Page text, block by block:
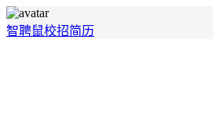
智聘鼠校招简历